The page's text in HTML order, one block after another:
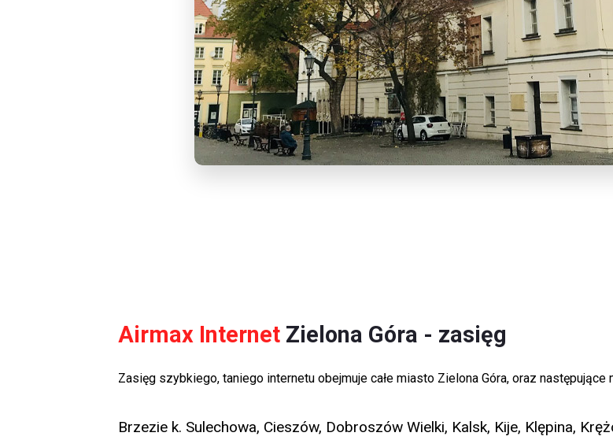
Airmax Internet Zielona Góra - zasięg
Zasięg szybkiego, taniego internetu obejmuje całe miasto Zielona Góra, oraz następujące
Brzezie k. Sulechowa, Cieszów, Dobroszów Wielki, Kalsk, Kije, Klępina,